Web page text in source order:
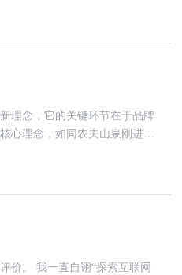
理念，它的关键环节在于品牌
心理念，如同农夫山泉刚进到
索互联网